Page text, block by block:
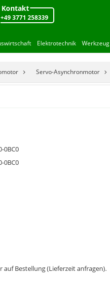
Kontakt
+49 3771 258339
Elektrotechnik Werkzeug
Servo-Asynchronmotor
0BC0
0BC0
auf Bestellung (Lieferzeit anfragen).